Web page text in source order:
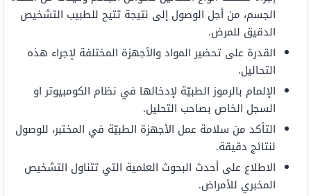
الجسم، من أجل الوصول إلى نتيجة تتيح للطبيب التشخيص
الدقيق للمرض.
القدرة على تحضير المواد والأجهزة المختلفة لإجراء هذه
التحاليل.
الإلمام بالرموز الطبيّة لإدخالها في نظام الكومبيوتر او
السجل الخاص بصاحب التحليل.
التأكد من سلامة عمل الأجهزة الطبيّة في المختبر، للوصول
لنتائج دقيقة.
الاطلاع على أحدث البحوث العلمية التي تتناول التشخيص
المخبري للأمراض.